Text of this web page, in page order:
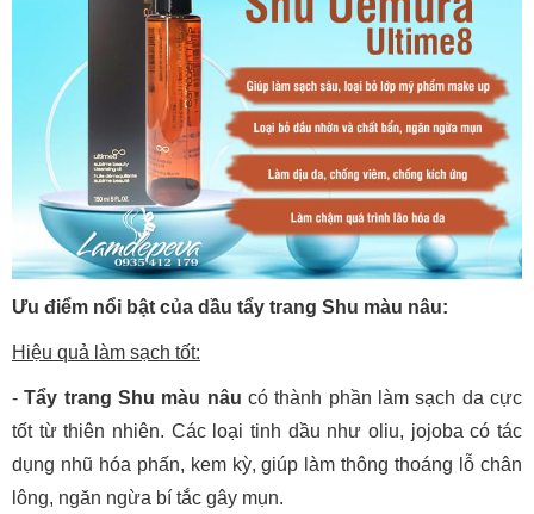
Ưu điểm nổi bật của dầu tẩy trang Shu màu nâu:
Hiệu quả làm sạch tốt:
-Tẩy trang Shu màu nâu có thành phần làm sạch da cực
tốt từ thiên nhiên. Các loại tinh dầu như oliu, jojoba có tác
dụng nhũ hóa phấn, kem kỳ, giúp làm thông thoáng lỗ chân
lông, ngăn ngừa bí tắc gây mụn.